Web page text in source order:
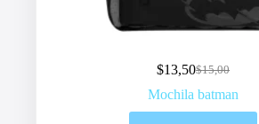
$15,00
Original
price
was:
$13,50Current
price
is:
Mochila batman